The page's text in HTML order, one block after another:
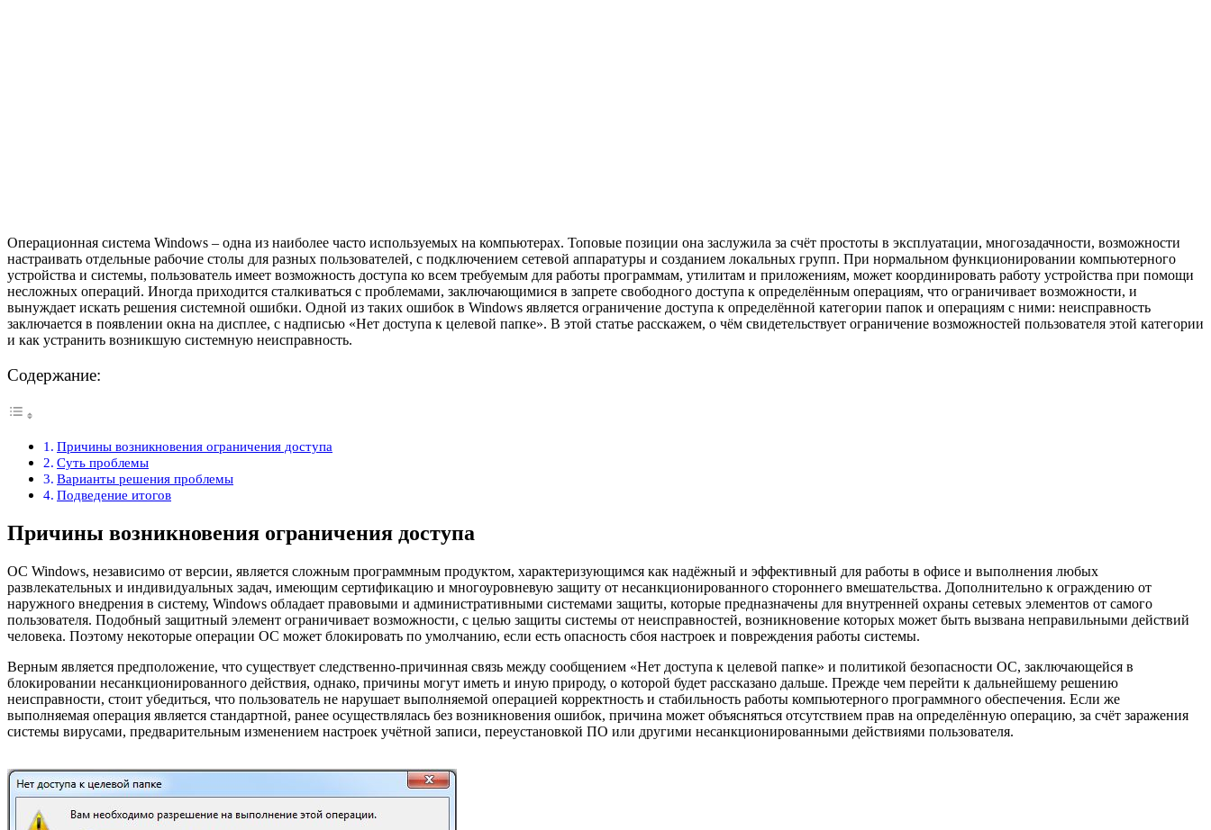
Операционная система Windows – одна из наиболее часто используемых на компьютерах. Топовые позиции она заслужила за счёт простоты в эксплуатации, многозадачности, возможности
настраивать отдельные рабочие столы для разных пользователей, с подключением сетевой аппаратуры и созданием локальных групп. При нормальном функционировании компьютерного
устройства и системы, пользователь имеет возможность доступа ко всем требуемым для работы программам, утилитам и приложениям, может координировать работу устройства при помощи
несложных операций. Иногда приходится сталкиваться с проблемами, заключающимися в запрете свободного доступа к определённым операциям, что ограничивает возможности, и
вынуждает искать решения системной ошибки. Одной из таких ошибок в Windows является ограничение доступа к определённой категории папок и операциям с ними: неисправность
заключается в появлении окна на дисплее, с надписью «Нет доступа к целевой папке». В этой статье расскажем, о чём свидетельствует ограничение возможностей пользователя этой категории
и как устранить возникшую системную неисправность.
Содержание:
Причины возникновения ограничения доступа
Суть проблемы
Варианты решения проблемы
Подведение итогов
Причины возникновения ограничения доступа
ОС Windows, независимо от версии, является сложным программным продуктом, характеризующимся как надёжный и эффективный для работы в офисе и выполнения любых
развлекательных и индивидуальных задач, имеющим сертификацию и многоуровневую защиту от несанкционированного стороннего вмешательства. Дополнительно к ограждению от
наружного внедрения в систему, Windows обладает правовыми и административными системами защиты, которые предназначены для внутренней охраны сетевых элементов от самого
пользователя. Подобный защитный элемент ограничивает возможности, с целью защиты системы от неисправностей, возникновение которых может быть вызвана неправильными действий
человека. Поэтому некоторые операции ОС может блокировать по умолчанию, если есть опасность сбоя настроек и повреждения работы системы.
Верным является предположение, что существует следственно-причинная связь между сообщением «Нет доступа к целевой папке» и политикой безопасности ОС, заключающейся в
блокировании несанкционированного действия, однако, причины могут иметь и иную природу, о которой будет рассказано дальше. Прежде чем перейти к дальнейшему решению
неисправности, стоит убедиться, что пользователь не нарушает выполняемой операцией корректность и стабильность работы компьютерного программного обеспечения. Если же
выполняемая операция является стандартной, ранее осуществлялась без возникновения ошибок, причина может объясняться отсутствием прав на определённую операцию, за счёт заражения
системы вирусами, предварительным изменением настроек учётной записи, переустановкой ПО или другими несанкционированными действиями пользователя.